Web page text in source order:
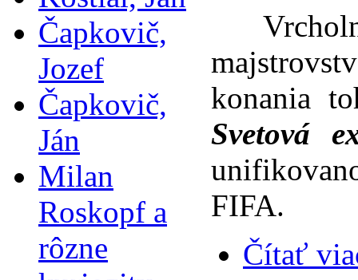
Čapkovič,
Jozef
Čapkovič,
Ján
Milan
Roskopf a
rôzne
konania
Svetová
FIFA.
Čítať